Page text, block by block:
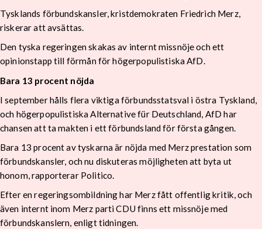
Tysklands förbundskansler, kristdemokraten Friedrich Merz,
riskerar att avsättas.
Den tyska regeringen skakas av internt missnöje och ett
opinionstapp till förmån för högerpopulistiska AfD.
Bara 13 procent nöjda
I september hålls flera viktiga förbundsstatsval i östra Tyskland,
och högerpopulistiska Alternative für Deutschland, AfD har
chansen att ta makten i ett förbundsland för första gången.
Bara 13 procent av tyskarna är nöjda med Merz prestation som
förbundskansler, och nu diskuteras möjligheten att byta ut
honom, rapporterar Politico.
Efter en regeringsombildning har Merz fått offentlig kritik, och
även internt inom Merz parti CDU finns ett missnöje med
förbundskanslern, enligt tidningen.